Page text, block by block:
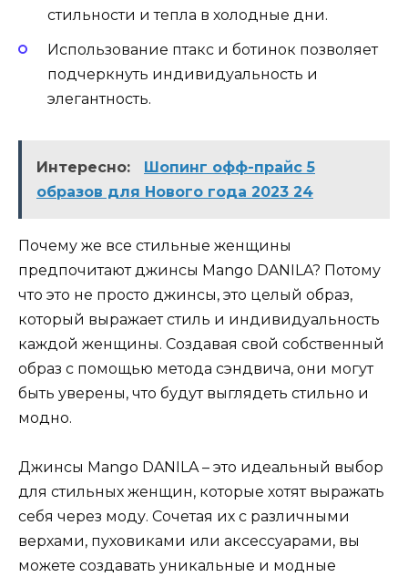
стильности и тепла в холодные дни.
Использование птакс и ботинок позволяет
подчеркнуть индивидуальность и
элегантность.
Интересно:
Шопинг офф-прайс 5
образов для Нового года 2023 24
Почему же все стильные женщины
предпочитают джинсы Mango DANILA? Потому
что это не просто джинсы, это целый образ,
который выражает стиль и индивидуальность
каждой женщины. Создавая свой собственный
образ с помощью метода сэндвича, они могут
быть уверены, что будут выглядеть стильно и
модно.
Джинсы Mango DANILA – это идеальный выбор
для стильных женщин, которые хотят выражать
себя через моду. Сочетая их с различными
верхами, пуховиками или аксессуарами, вы
можете создавать уникальные и модные